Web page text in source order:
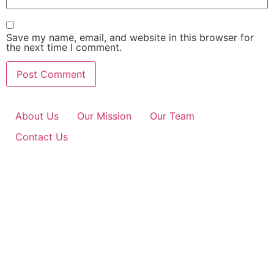
Save my name, email, and website in this browser for
the next time I comment.
About Us Our Mission
Our Team
Contact Us